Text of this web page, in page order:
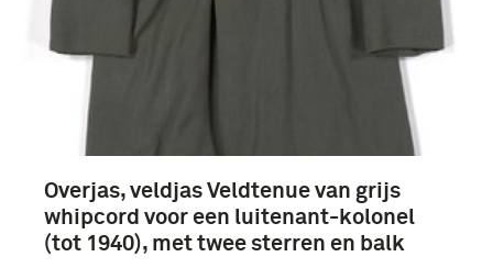
Overjas, veldjas Veldtenue van grijs
whipcord voor een luitenant-kolonel
(tot 1940), met twee sterren en balk